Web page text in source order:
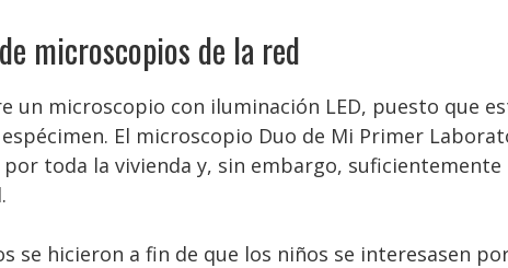
microscopios de la red
un microscopio con iluminación LED, puesto que
El microscopio Duo de Mi Primer
por toda la vivienda y, sin embargo,
se hicieron a fin de que los niños se interesasen